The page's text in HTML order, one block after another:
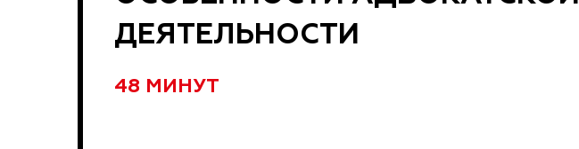
ДЕЯТЕЛЬНОСТИ
48 МИНУТ